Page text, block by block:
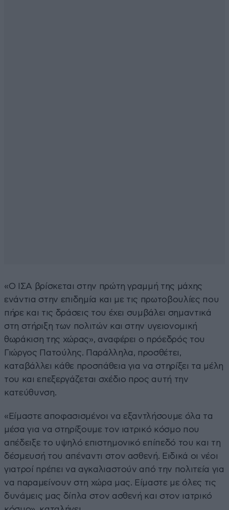
«Ο ΙΣΑ βρίσκεται στην πρώτη γραμμή της μάχης
ενάντια στην επιδημία και με τις πρωτοβουλίες που
πήρε και τις δράσεις του έχει συμβάλει σημαντικά
στη στήριξη των πολιτών και στην υγειονομική
θωράκιση της χώρας», αναφέρει ο πρόεδρός του
Γιώργος Πατούλης. Παράλληλα, προσθέτει,
καταβάλλει κάθε προσπάθεια για να στηρίξει τα μέλη
του και επεξεργάζεται σχέδιο προς αυτή την
κατεύθυνση.
«Είμαστε αποφασισμένοι να εξαντλήσουμε όλα τα
μέσα για να στηρίξουμε τον ιατρικό κόσμο που
απέδειξε το υψηλό επιστημονικό επίπεδό του και τη
δέσμευσή του απέναντι στον ασθενή. Ειδικά οι νέοι
γιατροί πρέπει να αγκαλιαστούν από την πολιτεία για
να παραμείνουν στη χώρα μας. Είμαστε με όλες τις
δυνάμεις μας δίπλα στον ασθενή και στον ιατρικό